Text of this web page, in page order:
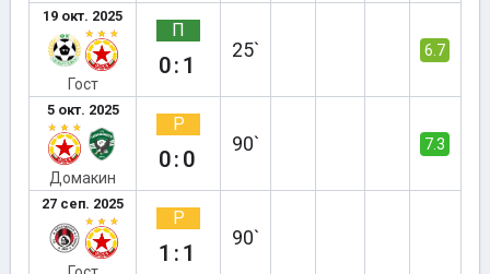
19 окт. 2025
Гост
П
0:1
25` 6.7
5 окт. 2025
Домакин
Р
0:0
90` 7.3
27 сеп. 2025
Р
1:1
90`